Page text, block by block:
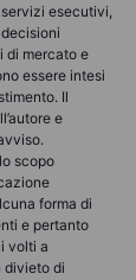
esecutivi,
di mercato e
essere intesi
Il
e
scopo
forma di
e pertanto
volti a
divieto di